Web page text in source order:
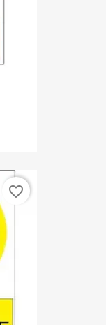
favorite_border